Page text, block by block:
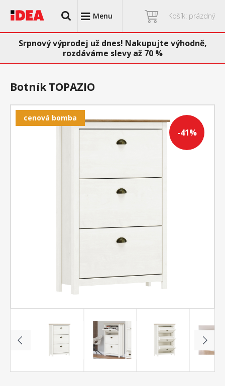
Menu Košík: prázdný
Srpnový výprodej už dnes! Nakupujte výhodně,
rozdáváme slevy až 70 %
-41%
cenová bomba
Botník TOPAZIO